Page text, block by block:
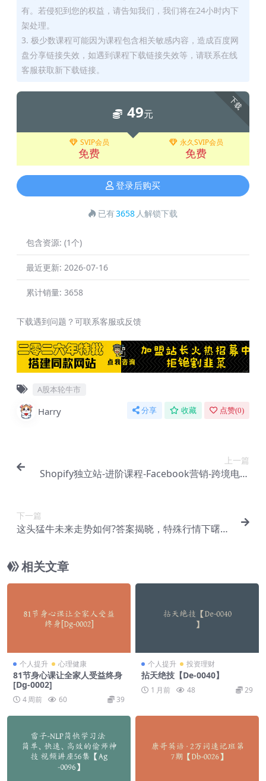
有。若侵犯到您的权益，请告知我们，我们将在24小时内下
架处理。
3. 极少数课程可能因为课程包含相关敏感内容，造成百度网
盘分享链接失效，如遇到课程下载链接失效等，请联系在线
客服获取新下载链接。
下载
49元
SVIP会员
免费
永久SVIP会员
免费
登录后购买
已有3658 人解锁下载
包含资源: (1个)
最近更新: 2026-07-16
累计销量: 3658
下载遇到问题？可联系客服或反馈
A股本轮牛市
Harry 分享 收藏 点赞(0)
上一篇
Shopify独立站-进阶课程-Facebook营销-跨境电商
下一篇
这头猛牛未来走势如何?答案揭晓，特殊行情下曙光
相关文章
个人提升 心理健康
81节身心课让全家人受益终身
[Dg-0002]
4 周前 60 39
个人提升 投资理财
拈天绝技【De-0040】
1 月前 48 29